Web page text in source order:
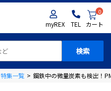
myREX TEL
0
カート
特集一覧 > 鋼鉄中の微量炭素も検出！